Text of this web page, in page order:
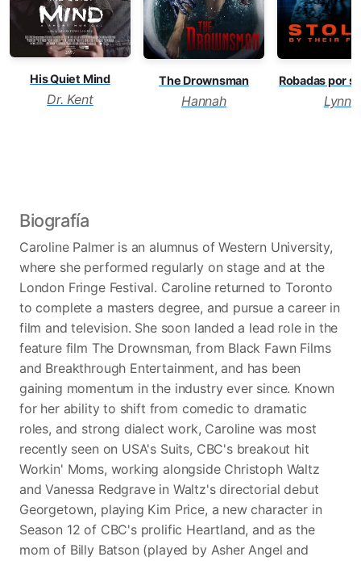
His Quiet Mind
Dr. Kent
The Drownsman
Hannah
Robadas por
Lynn
Biografía
Caroline Palmer is an alumnus of Western University,
where she performed regularly on stage and at the
London Fringe Festival. Caroline returned to Toronto
to complete a masters degree, and pursue a career in
film and television. She soon landed a lead role in the
feature film The Drownsman, from Black Fawn Films
and Breakthrough Entertainment, and has been
gaining momentum in the industry ever since. Known
for her ability to shift from comedic to dramatic
roles, and strong dialect work, Caroline was most
recently seen on USA's Suits, CBC's breakout hit
Workin' Moms, working alongside Christoph Waltz
and Vanessa Redgrave in Waltz's directorial debut
Georgetown, playing Kim Price, a new character in
Season 12 of CBC's prolific Heartland, and as the
mom of Billy Batson (played by Asher Angel and